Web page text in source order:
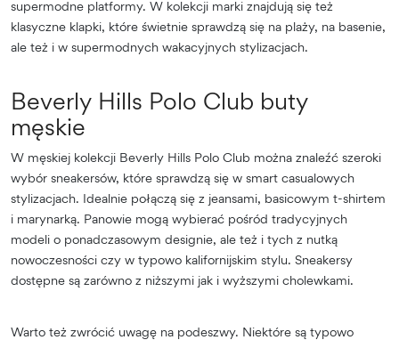
supermodne platformy. W kolekcji marki znajdują się też
klasyczne klapki, które świetnie sprawdzą się na plaży, na basenie,
ale też i w supermodnych wakacyjnych stylizacjach.
Beverly Hills Polo Club buty
męskie
W męskiej kolekcji Beverly Hills Polo Club można znaleźć szeroki
wybór sneakersów, które sprawdzą się w smart casualowych
stylizacjach. Idealnie połączą się z jeansami, basicowym t-shirtem
i marynarką. Panowie mogą wybierać pośród tradycyjnych
modeli o ponadczasowym designie, ale też i tych z nutką
nowoczesności czy w typowo kalifornijskim stylu. Sneakersy
dostępne są zarówno z niższymi jak i wyższymi cholewkami.
Warto też zwrócić uwagę na podeszwy. Niektóre są typowo